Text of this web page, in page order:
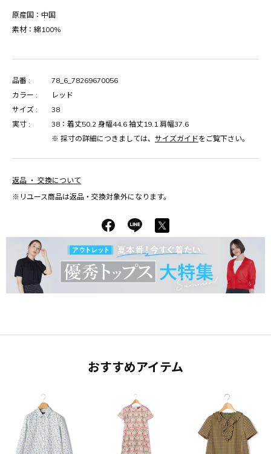
原産国：中国
素材：綿100%
品番 :
78_6_78269670056
カラー :
レッド
サイズ :
38
実寸 :
38：着丈50.2 身幅44.6 袖丈19.1 肩幅37.6
※ 採寸の詳細につきましては、 サイズガイドをご覧下さい。
返品 ・ 交換について
※リユース商品は返品・交換対象外になります。
おすすめアイテム